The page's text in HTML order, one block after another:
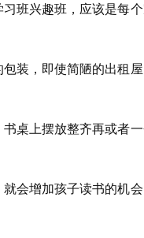
班兴趣班，应该是每
装，即使简陋的出租
桌上摆放整齐再或者
会增加孩子读书的机